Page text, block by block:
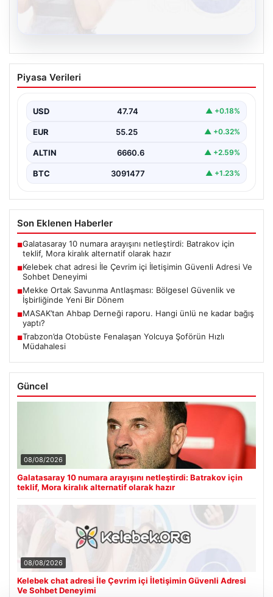
Kelebek chat adresi İle Çevrim içi
İletişimin Güvenli Adresi Ve Sohbet
Sanal çağında bireylerin kaliteli bir tarzda irtibat kurması
Piyasa Verileri
USD 47.74 ▲ +0.18%
EUR 55.25 ▲ +0.32%
ALTIN 6660.6 ▲ +2.59%
BTC 3091477 ▲ +1.23%
Son Eklenen Haberler
■Galatasaray 10 numara arayışını netleştirdi: Batrakov için
teklif, Mora kiralık alternatif olarak hazır
■Kelebek chat adresi İle Çevrim içi İletişimin Güvenli Adresi Ve
Sohbet Deneyimi
■Mekke Ortak Savunma Antlaşması: Bölgesel Güvenlik ve
İşbirliğinde Yeni Bir Dönem
■MASAK’tan Ahbap Derneği raporu. Hangi ünlü ne kadar bağış
yaptı?
■Trabzon’da Otobüste Fenalaşan Yolcuya Şoförün Hızlı
Müdahalesi
Güncel
08/08/2026
Galatasaray 10 numara arayışını netleştirdi: Batrakov için
teklif, Mora kiralık alternatif olarak hazır
08/08/2026
Kelebek chat adresi İle Çevrim içi İletişimin Güvenli Adresi
Ve Sohbet Deneyimi